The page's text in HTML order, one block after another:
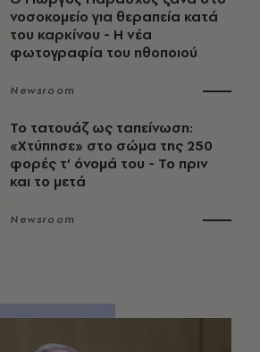
νοσοκομείο για θεραπεία κατά
του καρκίνου - Η νέα
φωτογραφία του ηθοποιού
Newsroom
Το τατουάζ ως ταπείνωση:
«Χτύπησε» στο σώμα της 250
φορές τ’ όνομά του - Το πριν
και το μετά
Newsroom